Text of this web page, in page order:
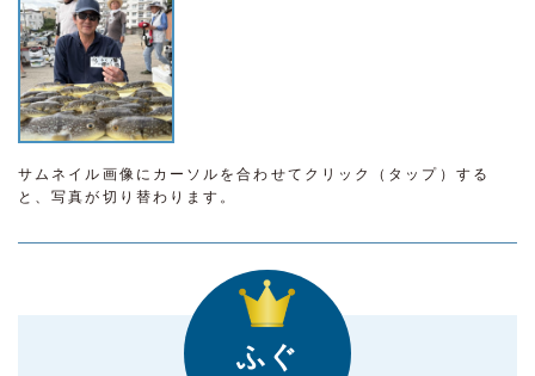
サムネイル画像にカーソルを合わせてクリック（タップ）する
と、写真が切り替わります。
ふぐ